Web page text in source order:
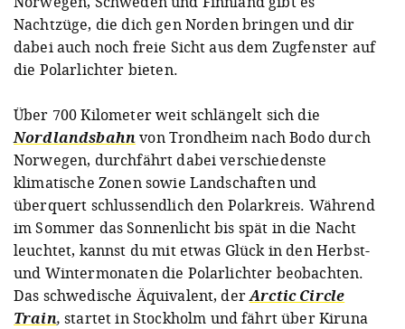
Nachtzüge, die dich gen Norden bringen und dir
dabei auch noch freie Sicht aus dem Zugfenster auf
die Polarlichter bieten.
Über 700 Kilometer weit schlängelt sich die
Nordlandsbahnvon Trondheim nach Bodo durch
Norwegen, durchfährt dabei verschiedenste
klimatische Zonen sowie Landschaften und
überquert schlussendlich den Polarkreis. Während
im Sommer das Sonnenlicht bis spät in die Nacht
leuchtet, kannst du mit etwas Glück in den Herbst-
und Wintermonaten die Polarlichter beobachten.
Das schwedische Äquivalent, derArctic Circle
Train, startet in Stockholm und fährt über Kiruna